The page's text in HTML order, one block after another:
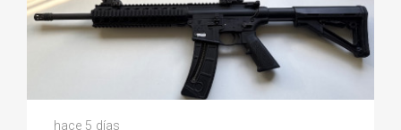
Pedro C.
hace 5 días